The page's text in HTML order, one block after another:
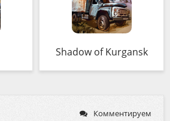
Shadow of Kurgansk
Комментируем